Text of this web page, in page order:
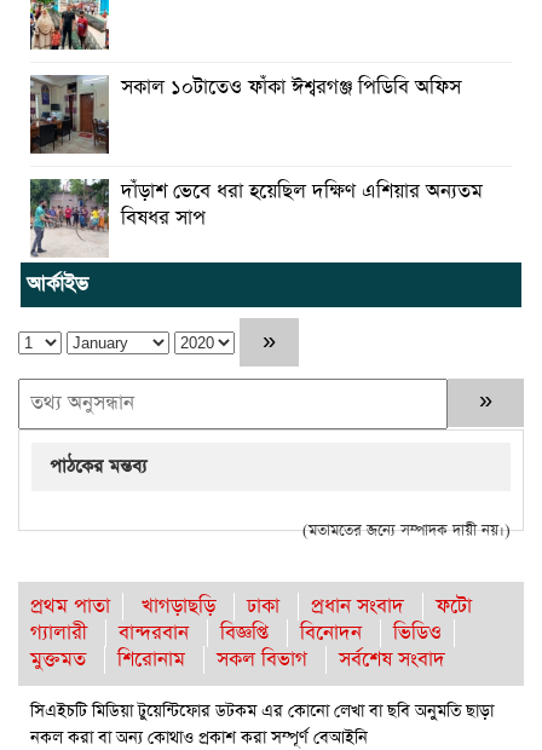
সকাল ১০টাতেও ফাঁকা ঈশ্বরগঞ্জ পিডিবি অফিস
দাঁড়াশ ভেবে ধরা হয়েছিল দক্ষিণ এশিয়ার অন্যতম
বিষধর সাপ
আর্কাইভ
পাঠকের মন্তব্য
(মতামতের জন্যে সম্পাদক দায়ী নয়।)
প্রথম পাতা খাগড়াছড়ি ঢাকা প্রধান সংবাদ
ফটো
গ্যালারী
বান্দরবান বিজ্ঞপ্তি বিনোদন
ভিডিও
মুক্তমত
শিরোনাম সকল বিভাগ সর্বশেষ সংবাদ
সিএইচটি মিডিয়া টুয়েন্টিফোর ডটকম এর কোনো লেখা বা ছবি অনুমতি ছাড়া
নকল করা বা অন্য কোথাও প্রকাশ করা সম্পূর্ণ বেআইনি